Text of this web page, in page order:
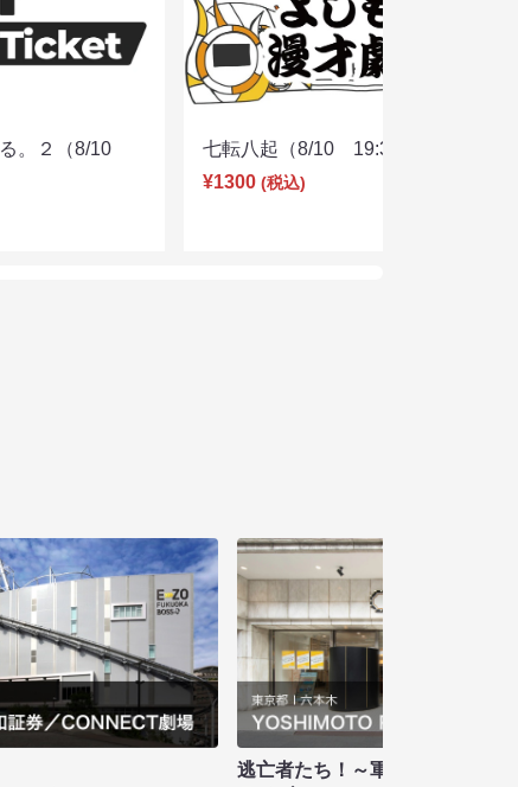
。２（8/10
七転八起（8/10 19:30）
¥1300 (税込)
逃亡者たち！～軍団山本スペシ